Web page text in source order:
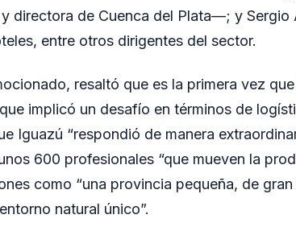
directora de Cuenca del Plata—; y Sergio
entre otros dirigentes del sector.
resaltó que es la primera vez
implicó un desafío en términos de
Iguazú “respondió de manera
600 profesionales “que mueven la
como “una provincia pequeña, de
natural único”.